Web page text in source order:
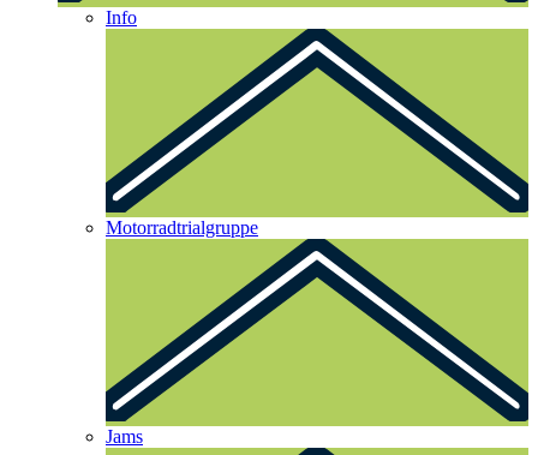
Info
Motorradtrialgruppe
Jams